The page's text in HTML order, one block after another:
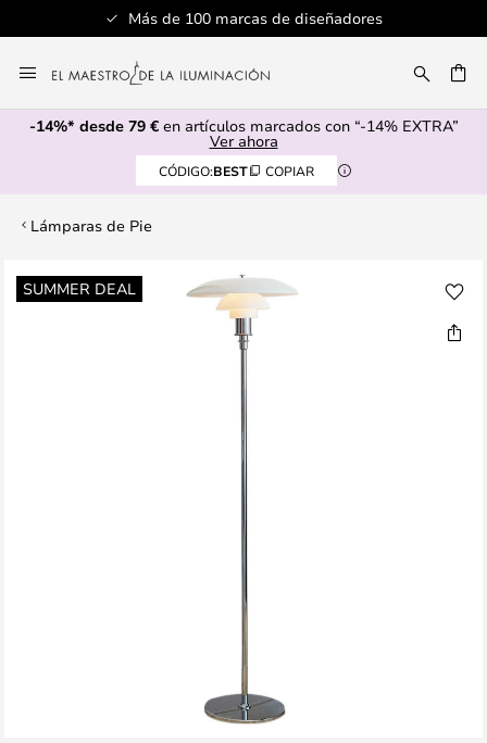
Más de 100 marcas de diseñadores
al
contenido
-14%* desde 79 €en artículos marcados con “-14% EXTRA”
Ver ahora
CÓDIGO:BEST COPIAR
Lámparas de Pie
SUMMER DEAL
Saltar
al